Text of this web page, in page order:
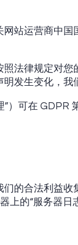
站运营商中
法律规定对
发生变化，我
）可在 GDPR
的合法利益
上的“服务器日